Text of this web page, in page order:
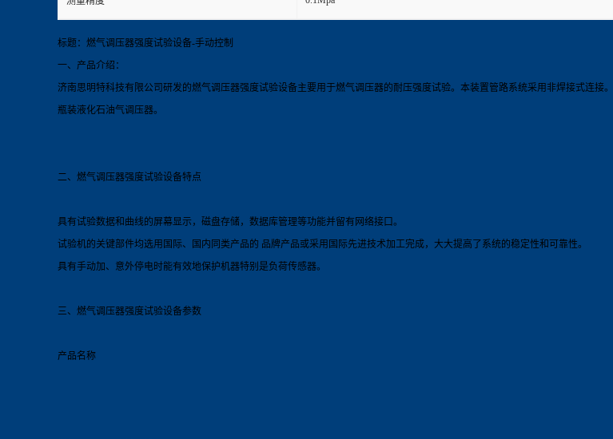
标题：燃气调压器强度试验设备-手动控制
一、产品介绍：
济南思明特科技有限公司研发的燃气调压器强度试验设备主要用于燃气调压器的耐压强度试验。本装置管路系统采用非焊接式连接
瓶装液化石油气调压器。
二、燃气调压器强度试验设备特点
具有试验数据和曲线的屏幕显示，磁盘存储，数据库管理等功能并留有网络接口。
试验机的关键部件均选用国际、国内同类产品的 品牌产品或采用国际先进技术加工完成，大大提高了系统的稳定性和可靠性。
具有手动加、意外停电时能有效地保护机器特别是负荷传感器。
三、燃气调压器强度试验设备参数
产品名称